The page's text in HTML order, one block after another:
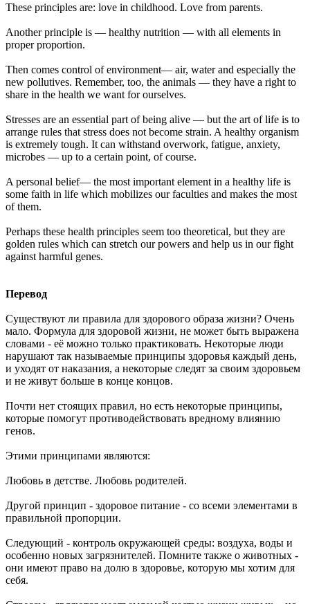
These principles are: love in childhood. Love from parents.
Another principle is — healthy nutrition — with all elements in
proper proportion.
Then comes control of environment— air, water and especially the
new pollutives. Remember, too, the animals — they have a right to
share in the health we want for ourselves.
Stresses are an essential part of being alive — but the art of life is to
arrange rules that stress does not become strain. A healthy organism
is extremely tough. It can withstand overwork, fatigue, anxiety,
microbes — up to a certain point, of course.
A personal belief— the most important element in a healthy life is
some faith in life which mobilizes our faculties and makes the most
of them.
Perhaps these health principles seem too theoretical, but they are
golden rules which can stretch our powers and help us in our fight
against harmful genes.
Перевод
Существуют ли правила для здорового образа жизни? Очень
мало. Формула для здоровой жизни, не может быть выражена
словами - её можно только практиковать. Некоторые люди
нарушают так называемые принципы здоровья каждый день,
и уходят от наказания, а некоторые следят за своим здоровьем
и не живут больше в конце концов.
Почти нет стоящих правил, но есть некоторые принципы,
которые помогут противодействовать вредному влиянию
генов.
Этими принципами являются:
Любовь в детстве. Любовь родителей.
Другой принцип - здоровое питание - со всеми элементами в
правильной пропорции.
Следующий - контроль окружающей среды: воздуха, воды и
особенно новых загрязнителей. Помните также о животных -
они имеют право на долю в здоровье, которую мы хотим для
себя.